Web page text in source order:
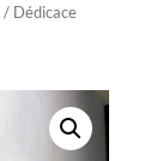
/ Dédicace